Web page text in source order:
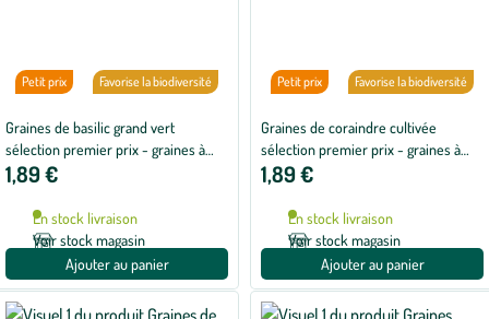
Petit prix Favorise la biodiversité
Graines de basilic grand vert
sélection premier prix - graines à
semer
1,89 €
En stock livraison
Voir stock magasin
Ajouter au panier
Petit prix Favorise la biodiversité
Graines de coraindre cultivée
sélection premier prix - graines à
semer
1,89 €
En stock livraison
Voir stock magasin
Ajouter au panier